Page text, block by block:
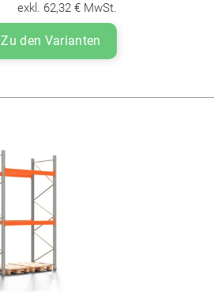
exkl. 62,32 € MwSt.
Zu den Varianten